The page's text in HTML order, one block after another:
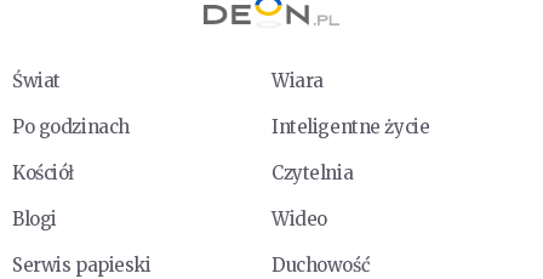
Świat
Wiara
Po godzinach
Inteligentne życie
Kościół
Czytelnia
Blogi
Wideo
Serwis papieski
Duchowość